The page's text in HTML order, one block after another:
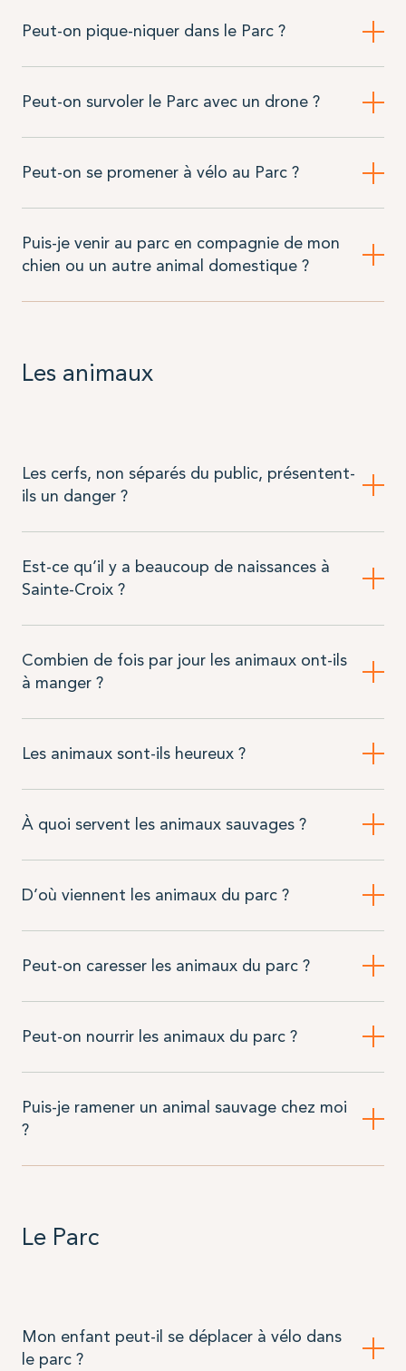
Peut-on pique-niquer dans le Parc ?
Peut-on survoler le Parc avec un drone ?
Peut-on se promener à vélo au Parc ?
Puis-je venir au parc en compagnie de mon
chien ou un autre animal domestique ?
Les animaux
Les cerfs, non séparés du public, présentent-
ils un danger ?
Est-ce qu’il y a beaucoup de naissances à
Sainte-Croix ?
Combien de fois par jour les animaux ont-ils
à manger ?
Les animaux sont-ils heureux ?
À quoi servent les animaux sauvages ?
D’où viennent les animaux du parc ?
Peut-on caresser les animaux du parc ?
Peut-on nourrir les animaux du parc ?
Puis-je ramener un animal sauvage chez moi
?
Le Parc
Mon enfant peut-il se déplacer à vélo dans
le parc ?